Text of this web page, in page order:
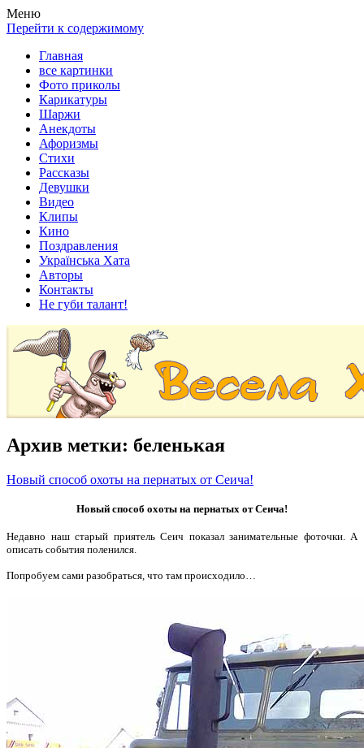
Весела хата — прикольные картинки, смешные истории,
клипы!
Покажем всем ваши фото приколы, карикатуры, шаржи, стихи,
рассказы, видео и песни!
Меню
Перейти к содержимому
Главная
все картинки
Фото приколы
Карикатуры
Шаржи
Анекдоты
Афоризмы
Стихи
Рассказы
Девушки
Видео
Клипы
Кино
Поздравления
Українська Хата
Авторы
Контакты
Не губи талант!
Архив метки: беленькая
Новый способ охоты на пернатых от Сеича!
Новый способ охоты на пернатых от Сеича!
Недавно наш старый приятель Сеич показал занимательные фоточки. А
описать события поленился.
Попробуем сами разобраться, что там происходило…